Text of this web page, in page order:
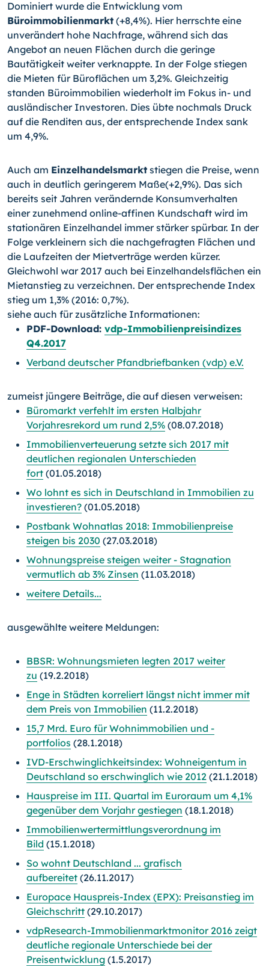
Dominiert wurde die Entwicklung vom
Büroimmobilienmarkt (+8,4%). Hier herrschte eine
unverändert hohe Nachfrage, während sich das
Angebot an neuen Flächen durch die geringe
Bautätigkeit weiter verknappte. In der Folge stiegen
die Mieten für Büroflächen um 3,2%. Gleichzeitig
standen Büroimmobilien wiederholt im Fokus in- und
ausländischer Investoren. Dies übte nochmals Druck
auf die Renditen aus, der entsprechende Index sank
um 4,9%.
Auch am Einzelhandelsmarkt stiegen die Preise, wenn
auch in deutlich geringerem Maße(+2,9%). Das sich
bereits seit Jahren verändernde Konsumverhalten
einer zunehmend online-affinen Kundschaft wird im
stationären Einzelhandel immer stärker spürbar. In der
Folge verkleinern sich die nachgefragten Flächen und
die Laufzeiten der Mietverträge werden kürzer.
Gleichwohl war 2017 auch bei Einzelhandelsflächen ein
Mietanstieg zu verzeichnen. Der entsprechende Index
stieg um 1,3% (2016: 0,7%).
siehe auch für zusätzliche Informationen:
PDF-Download: vdp-Immobilienpreisindizes
Q4.2017
Verband deutscher Pfandbriefbanken (vdp) e.V.
zumeist jüngere Beiträge, die auf diesen verweisen:
Büromarkt verfehlt im ersten Halbjahr
Vorjahresrekord um rund 2,5% (08.07.2018)
Immobilienverteuerung setzte sich 2017 mit
deutlichen regionalen Unterschieden
fort (01.05.2018)
Wo lohnt es sich in Deutschland in Immobilien zu
investieren? (01.05.2018)
Postbank Wohnatlas 2018: Immobilienpreise
steigen bis 2030 (27.03.2018)
Wohnungspreise steigen weiter - Stagnation
vermutlich ab 3% Zinsen (11.03.2018)
weitere Details...
ausgewählte weitere Meldungen:
BBSR: Wohnungsmieten legten 2017 weiter
zu (19.2.2018)
Enge in Städten korreliert längst nicht immer mit
dem Preis von Immobilien (11.2.2018)
15,7 Mrd. Euro für Wohnimmobilien und -
portfolios (28.1.2018)
IVD-Erschwinglichkeitsindex: Wohneigentum in
Deutschland so erschwinglich wie 2012 (21.1.2018)
Hauspreise im III. Quartal im Euroraum um 4,1%
gegenüber dem Vorjahr gestiegen (18.1.2018)
Immobilienwertermittlungsverordnung im
Bild (15.1.2018)
So wohnt Deutschland ... grafisch
aufbereitet (26.11.2017)
Europace Hauspreis-Index (EPX): Preisanstieg im
Gleichschritt (29.10.2017)
vdpResearch-Immobilienmarktmonitor 2016 zeigt
deutliche regionale Unterschiede bei der
Preisentwicklung (1.5.2017)